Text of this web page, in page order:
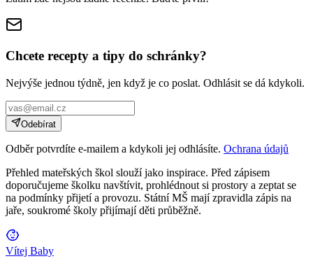
Chcete recepty a tipy do schránky?
Nejvýše jednou týdně, jen když je co poslat. Odhlásit se dá kdykoli.
Odebírat
Odběr potvrdíte e-mailem a kdykoli jej odhlásíte. Ochrana údajů
Přehled mateřských škol slouží jako inspirace. Před zápisem
doporučujeme školku navštívit, prohlédnout si prostory a zeptat se
na podmínky přijetí a provozu. Státní MŠ mají zpravidla zápis na
jaře, soukromé školy přijímají děti průběžně.
Vítej Baby